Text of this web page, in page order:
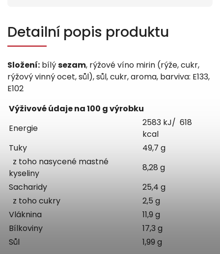
Detailní popis produktu
Složení: bílýsezam, rýžové víno mirin (rýže, cukr,
rýžový vinný ocet, sůl), sůl, cukr, aroma, barviva: E133,
E102
Výživové údaje na 100 g výrobku
Energie
2583 kJ/ 618
kcal
Tuky
49,7 g
z toho nasycené mastné
kyseliny
8,28 g
Sacharidy
25,4 g
z toho cukry
2,5 g
Vláknina
11,9 g
Bílkoviny
17,3 g
Sůl
1,99 g